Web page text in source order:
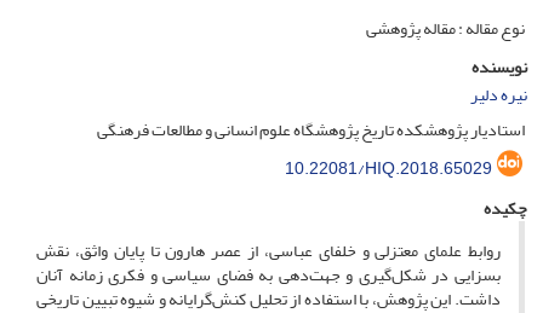
نوع مقاله : مقاله پژوهشی
نویسنده
نیره دلیر
استادیار پژوهشکده تاریخ پژوهشگاه علوم انسانی و مطالعات فرهنگی
10.22081/HIQ.2018.65029
چکیده
روابط علمای معتزلی و خلفای عباسی، از عصر هارون تا پایان واثق، نقش
بسزایی در شکل‌گیری و جهت‌دهی به فضای سیاسی و فکری زمانه آنان
داشت. این پژوهش، با استفاده از تحلیل کنش‌گرایانه و شیوه تبیین تاریخی